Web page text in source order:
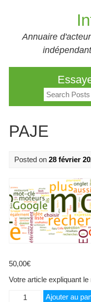
Annuaire
Search
for:
PAJE
Posted on 28 février
50,00€
Votre article expliquant
quantité
Ajouter au